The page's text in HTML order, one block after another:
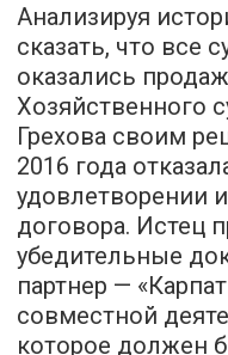
Анализируя
сказать, что все
оказались
Хозяйственного
Грехова своим
2016 года
удовлетворении
договора. Истец
убедительные
партнер —
совместной
которое должен